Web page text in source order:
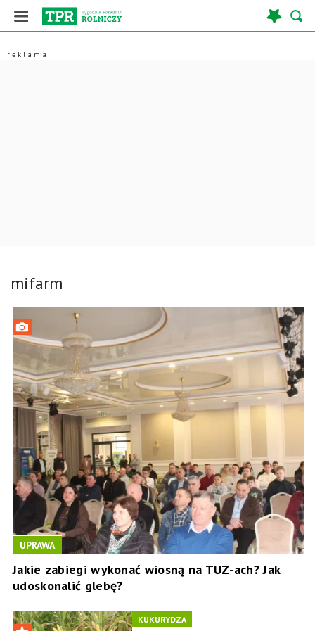
mifarm
UPRAWA
Jakie zabiegi wykonać wiosną na TUZ-ach? Jak
udoskonalić glebę?
KUKURYDZA